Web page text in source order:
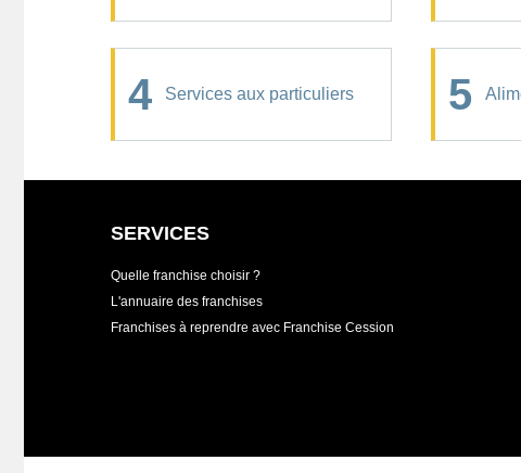
4 Services aux particuliers 5
SERVICES
Quelle franchise choisir ?
L'annuaire des franchises
Franchises à reprendre avec Franchise Cession